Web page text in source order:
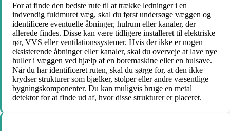
For at finde den bedste rute til at trække ledninger i en
indvendig fuldmuret væg, skal du først undersøge væggen og
identificere eventuelle åbninger, hulrum eller kanaler, der
allerede findes. Disse kan være tidligere installeret til elektriske
rør, VVS eller ventilationssystemer. Hvis der ikke er nogen
eksisterende åbninger eller kanaler, skal du overveje at lave nye
huller i væggen ved hjælp af en boremaskine eller en hulsave.
Når du har identificeret ruten, skal du sørge for, at den ikke
krydser strukturer som bjælker, stolper eller andre væsentlige
bygningskomponenter. Du kan muligvis bruge en metal
detektor for at finde ud af, hvor disse strukturer er placeret.